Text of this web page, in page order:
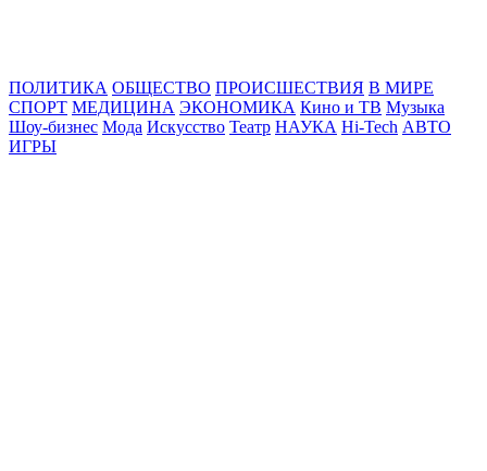
ПОЛИТИКА ОБЩЕСТВО ПРОИСШЕСТВИЯ В МИРЕ
СПОРТ МЕДИЦИНА ЭКОНОМИКА Кино и ТВ Музыка
Шоу-бизнес Мода Искусство Театр НАУКА Hi-Tech АВТО
ИГРЫ